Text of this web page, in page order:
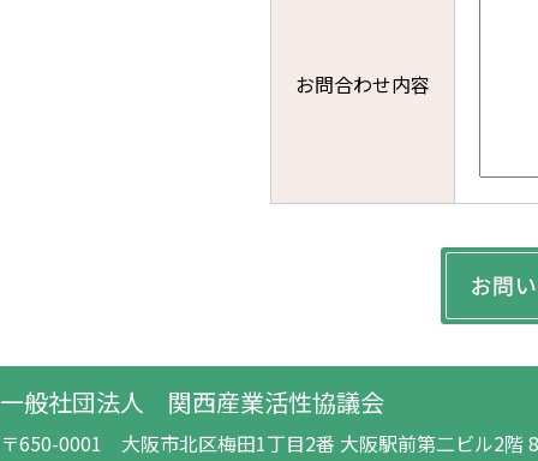
お問合わせ内容
一般社団法人 関西産業活性協議会
〒650-0001 大阪市北区梅田1丁目2番 大阪駅前第二ビル2階